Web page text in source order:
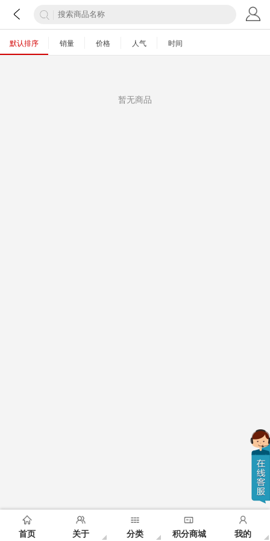
首页 关于 分类 积分商城 我的
默认排序 销量 价格 人气 时间
暂无商品